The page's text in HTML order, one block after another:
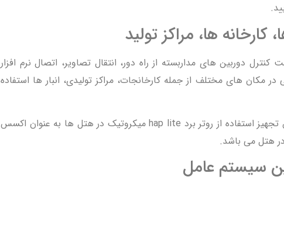
کارخانه ها، مراکز تولید
دوربین های مداربسته از راه دور، انتقال تصاویر، اتصال نرم افزار
مکان های مختلف از جمله کارخانجات، مراکز تولیدی، انبار ها استفاده
یکی از کاربرد های دیگر این تجهیز استفاده از روتر برد hap lite میکروتیک در هتل ها به عنوان اکسس
هتل می باشد.
سیستم عامل